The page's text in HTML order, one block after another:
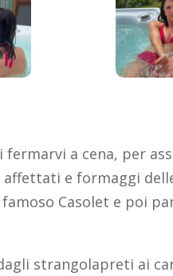
a cena, per
e formaggi
Casolet e poi
strangolapreti ai